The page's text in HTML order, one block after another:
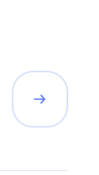
Россия»